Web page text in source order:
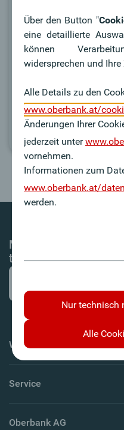
besonderen
umfassend und intensiv.
Jetzt Termin vereinbaren
Mit dem Oberbank
top informiert!
Über den Button "
eine detaillierte
können
widersprechen und
Alle Details zu den
www.oberbank.at/
Änderungen Ihrer
jederzeit unter
vornehmen.
Informationen zum
www.oberbank.at/
werden.
Nur technisch
Alle
Wichtige Informationen
Service
Oberbank AG